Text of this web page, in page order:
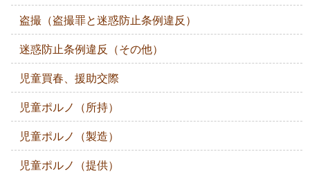
盗撮（盗撮罪と迷惑防止条例違反）
迷惑防止条例違反（その他）
児童買春、援助交際
児童ポルノ（所持）
児童ポルノ（製造）
児童ポルノ（提供）